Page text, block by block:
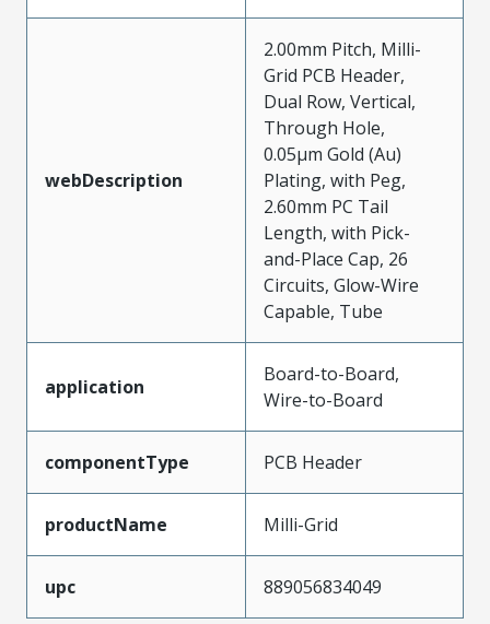
webDescription
2.00mm Pitch, Milli-
Grid PCB Header,
Dual Row, Vertical,
Through Hole,
0.05µm Gold (Au)
Plating, with Peg,
2.60mm PC Tail
Length, with Pick-
and-Place Cap, 26
Circuits, Glow-Wire
Capable, Tube
application
Board-to-Board,
Wire-to-Board
componentType PCB Header
productName Milli-Grid
upc 889056834049